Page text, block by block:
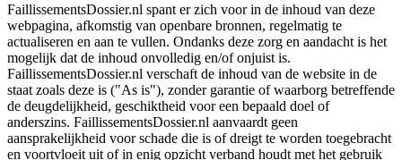
FaillissementsDossier.nl spant er zich voor in de inhoud van deze
webpagina, afkomstig van openbare bronnen, regelmatig te
actualiseren en aan te vullen. Ondanks deze zorg en aandacht is het
mogelijk dat de inhoud onvolledig en/of onjuist is.
FaillissementsDossier.nl verschaft de inhoud van de website in de
staat zoals deze is ("As is"), zonder garantie of waarborg betreffende
de deugdelijkheid, geschiktheid voor een bepaald doel of
anderszins. FaillissementsDossier.nl aanvaardt geen
aansprakelijkheid voor schade die is of dreigt te worden toegebracht
en voortvloeit uit of in enig opzicht verband houdt met het gebruik